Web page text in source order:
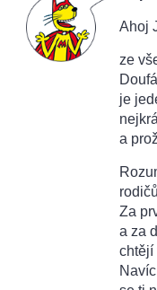
Ahoj
ze
je
a
Za
a za
chtějí